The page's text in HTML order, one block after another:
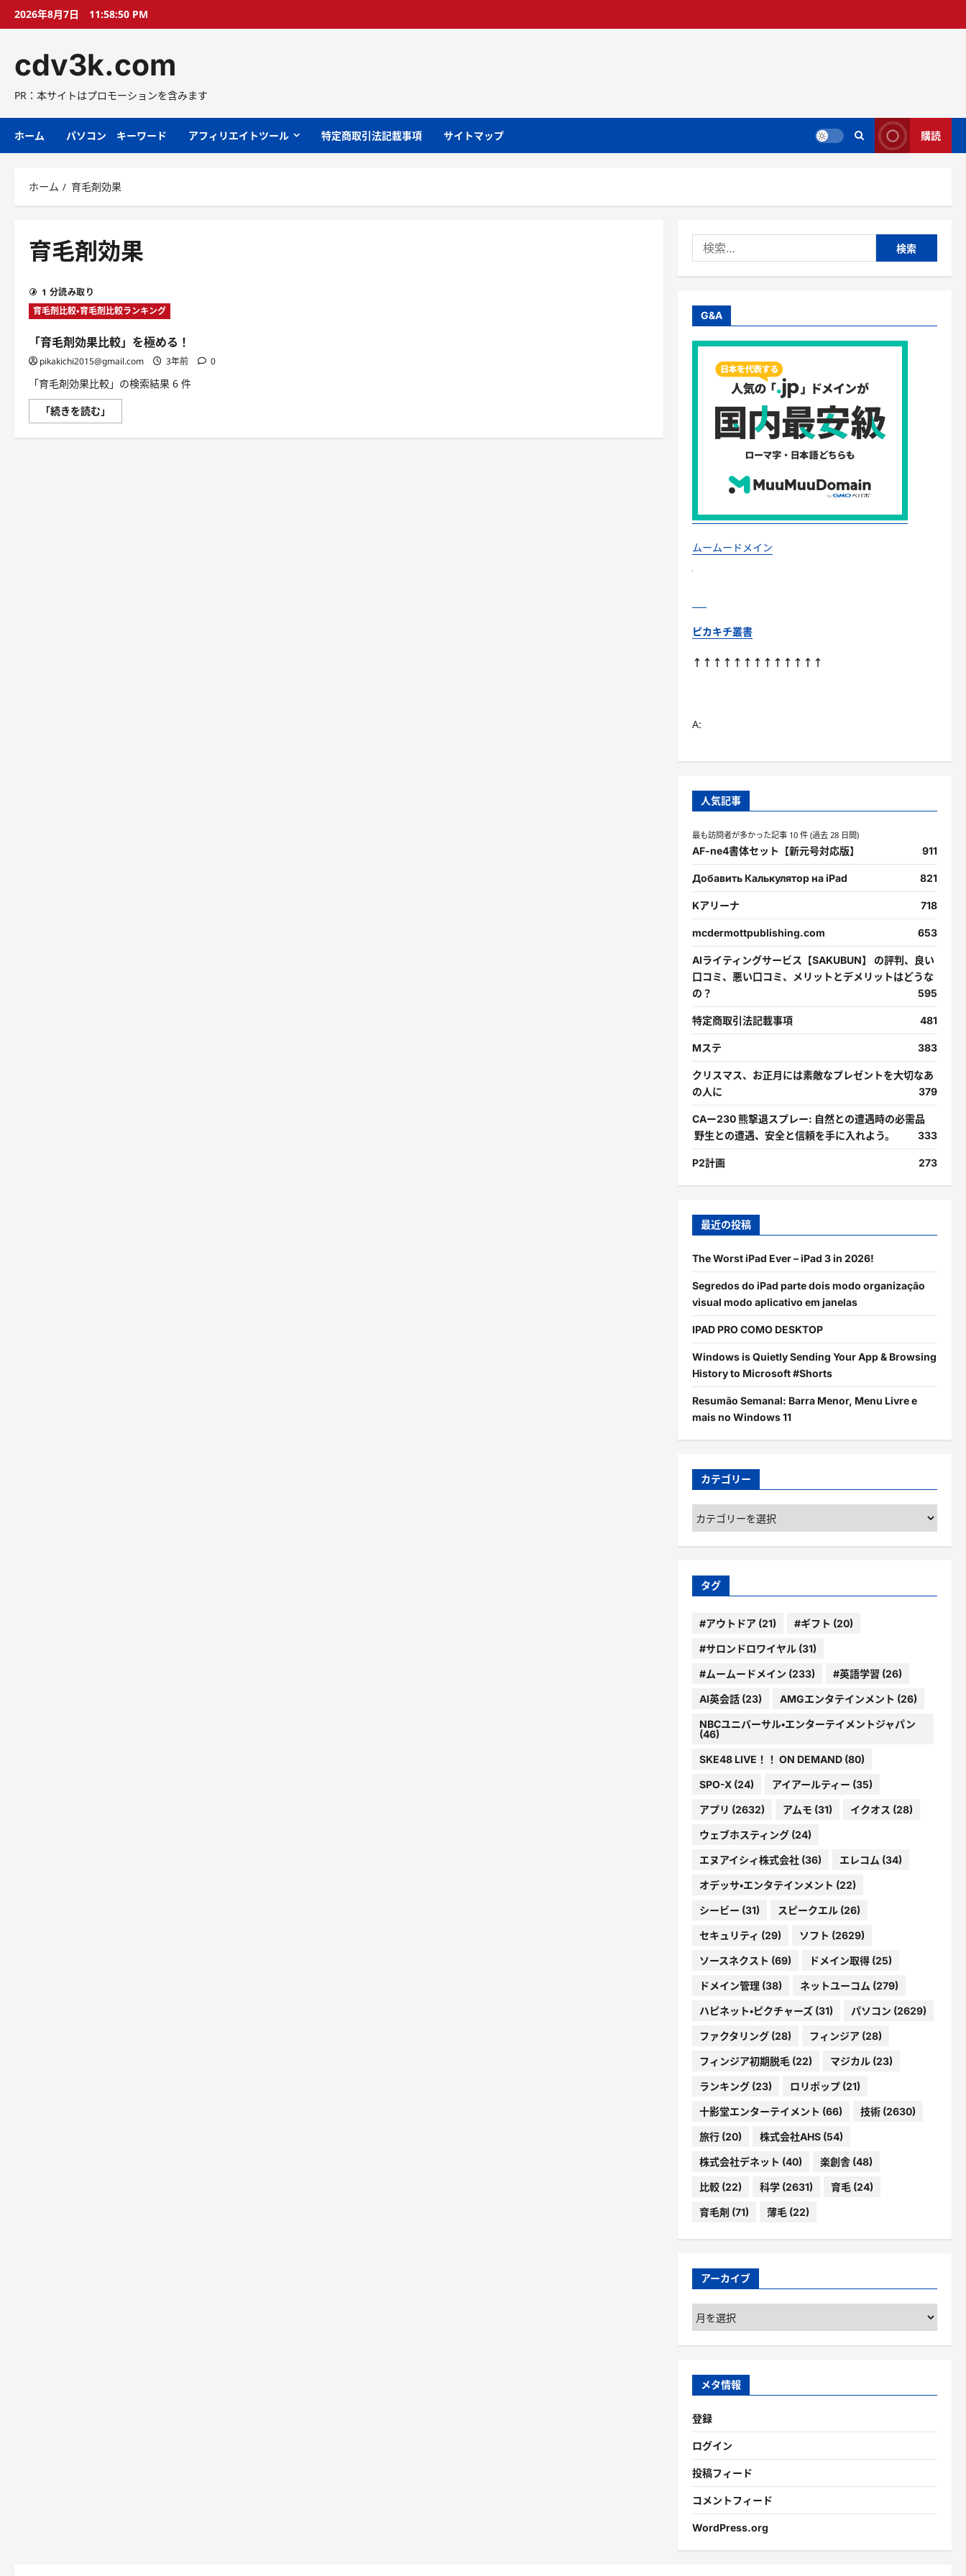
プ
2026年8月7日 11:58:51 PM
cdv3k.com
PR：本サイトはプロモーションを含みます
ホーム パソコン キーワード アフィリエイトツール 特定商取引法記載事項 サイトマップ 購読
ホーム 育毛剤効果
育毛剤効果
1 分読み取り
育毛剤比較・育毛剤比較ランキング
「育毛剤効果比較」を極める！
pikakichi2015@gmail.com 3年前 0
「育毛剤効果比較」の検索結果 6 件
「続きを読む」
毛
効
索:
G&A
ムームードメイン
ピカキチ叢書
↑↑↑↑↑↑↑↑↑↑↑↑↑
A:
人気記事
最も訪問者が多かった記事 10 件 (過去 28 日間)
AF-ne4書体セット【新元号対応版】 911
Добавить Калькулятор на iPad 821
Kアリーナ 718
mcdermottpublishing.com 653
AIライティングサービス【SAKUBUN】 の評判、良い
口コミ、悪い口コミ、メリットとデメリットはどうな
の？
595
特定商取引法記載事項 481
Mステ 383
クリスマス、お正月には素敵なプレゼントを大切なあ
の人に
379
CAー230 熊撃退スプレー: 自然との遭遇時の必需品
野生との遭遇、安全と信頼を手に入れよう。
333
P2計画 273
最近の投稿
The Worst iPad Ever – iPad 3 in 2026!
Segredos do iPad parte dois modo organização
visual modo aplicativo em janelas
IPAD PRO COMO DESKTOP
Windows is Quietly Sending Your App & Browsing
History to Microsoft #Shorts
Resumão Semanal: Barra Menor, Menu Livre e
mais no Windows 11
カテゴリー
カ
テ
ゴ
ー
タグ
#アウトドア(21) #ギフト (20)
#サロンドロワイヤル(31)
#ムームードメイン (233) #英語学習 (26)
AI英会話(23) AMGエンタテインメント (26)
NBCユニバーサル・エンターテイメントジャパン
(46)
SKE48 LIVE！！ ON DEMAND(80)
SPO-X(24) アイアールティー (35)
アプリ (2632) アムモ (31) イクオス (28)
ウェブホスティング(24)
エヌアイシィ株式会社(36) エレコム (34)
オデッサ・エンタテインメント (22)
シービー (31) スピークエル(26)
セキュリティ (29) ソフト (2629)
ソースネクスト (69) ドメイン取得(25)
ドメイン管理(38) ネットユーコム (279)
ハピネット・ピクチャーズ(31) パソコン (2629)
ファクタリング(28) フィンジア(28)
フィンジア初期脱毛(22) マジカル(23)
ランキング(23) ロリポップ(21)
十影堂エンターテイメント (66) 技術(2630)
旅行(20) 株式会社AHS(54)
株式会社デネット (40) 楽創舎(48)
比較(22) 科学(2631) 育毛(24)
育毛剤 (71) 薄毛(22)
アーカイブ
ア
ー
カ
ブ
メタ情報
登録
ログイン
投稿フィード
コメントフィード
WordPress.org